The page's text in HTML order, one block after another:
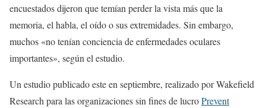
encuestados dijeron que temían perder la vista más que la
memoria, el habla, el oído o sus extremidades. Sin embargo,
muchos «no tenían conciencia de enfermedades oculares
importantes», según el estudio.
Un estudio publicado este en septiembre, realizado por Wakefield
Research para las organizaciones sin fines de lucroPrevent